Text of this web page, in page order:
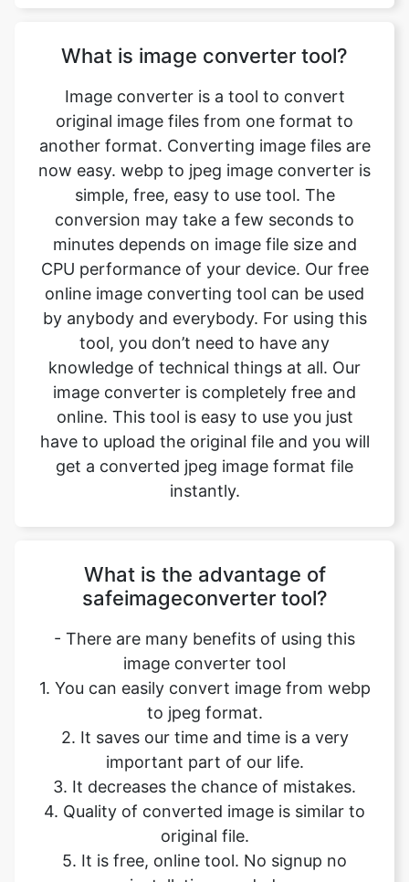
another format. Converting image files are
now easy. webp to jpeg image converter is
simple, free, easy to use tool. The
conversion may take a few seconds to
minutes depends on image file size and
CPU performance of your device. Our free
online image converting tool can be used
by anybody and everybody. For using this
tool, you don’t need to have any
knowledge of technical things at all. Our
image converter is completely free and
online. This tool is easy to use you just
have to upload the original file and you will
get a converted jpeg image format file
instantly.
What is the advantage of
image converter tool
1. You can easily convert image from webp
to jpeg format.
2. It saves our time and time is a very
important part of our life.
3. It decreases the chance of mistakes.
4. Quality of converted image is similar to
original file.
5. It is free, online tool. No signup no
installation needed.
6. Safe and secure tool.
7. It takes no time to give desired result.